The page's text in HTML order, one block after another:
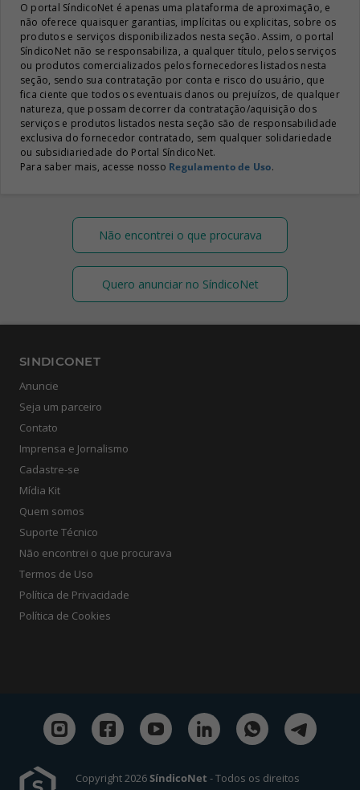
O portal SíndicoNet é apenas uma plataforma de aproximação, e
não oferece quaisquer garantias, implícitas ou explicitas, sobre os
produtos e serviços disponibilizados nesta seção. Assim, o portal
SíndicoNet não se responsabiliza, a qualquer título, pelos serviços
ou produtos comercializados pelos fornecedores listados nesta
seção, sendo sua contratação por conta e risco do usuário, que
fica ciente que todos os eventuais danos ou prejuízos, de qualquer
natureza, que possam decorrer da contratação/aquisição dos
serviços e produtos listados nesta seção são de responsabilidade
exclusiva do fornecedor contratado, sem qualquer solidariedade
ou subsidiariedade do Portal SíndicoNet.
Para saber mais, acesse nosso Regulamento de Uso.
Não encontrei o que procurava
Quero anunciar no SíndicoNet
SINDICONET
Anuncie
Seja um parceiro
Contato
Imprensa e Jornalismo
Cadastre-se
Mídia Kit
Quem somos
Suporte Técnico
Não encontrei o que procurava
Termos de Uso
Política de Privacidade
Política de Cookies
Copyright 2026SíndicoNet - Todos os direitos